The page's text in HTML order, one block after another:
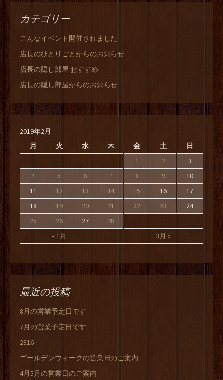
カテゴリー
こんなイベント開催されました
店長のひとりごとからのお知らせ
店長の隠し部屋 おすすめ
店長の隠し部屋からのお知らせ
2019年2月
月
火 水 木 金 土 日
« 1月 3月 »
1 2
3
4
5 6 7 8 9
10
11
12 13 14 15 16
17
18
19 20 21 22 23
24
25
26 27 28
最近の投稿
8月の営業予定日です
7月の営業予定日です
2816
ゴールデンウィークの営業日のご案内
4月5月の営業日のご案内